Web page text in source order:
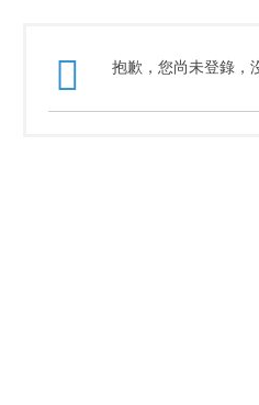
抱歉，您尚未登錄，